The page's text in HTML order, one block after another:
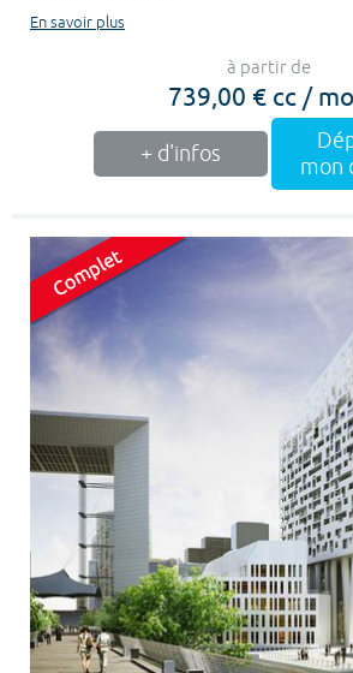
En savoir plus
à partir de
739,00 € cc /
+ d'infos
mon